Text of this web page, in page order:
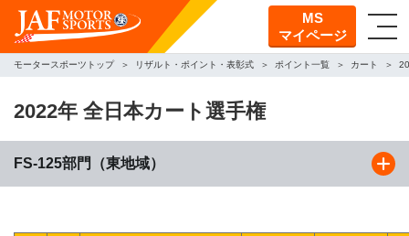
MS
マイページ
モータースポーツトップ リザルト・ポイント・表彰式 ポイント一覧 カート
2022年 全日本カート選手権
FS-125部門（東地域）